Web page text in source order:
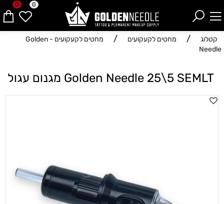
0 0
קטלוג / מחטים לקעקועים /
מחטים לקעקועים - Golden
Needle
Golden Needle 25\5 SEMLT מגנום עגול